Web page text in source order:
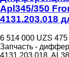
Apl345/350
4131.203.018
6 514 000 UZS 475
Запчасть -
4131.203.018,